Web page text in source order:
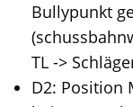
Bullypunkt
TL ->
D2: Position